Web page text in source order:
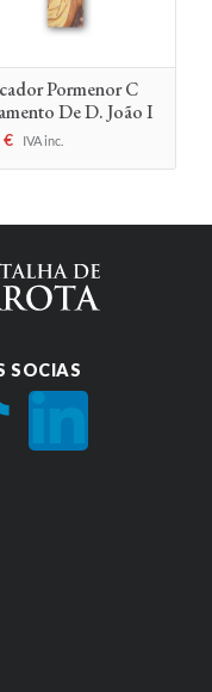
Pormenor C
De D. João I
€ IVA inc.
SOCIAS